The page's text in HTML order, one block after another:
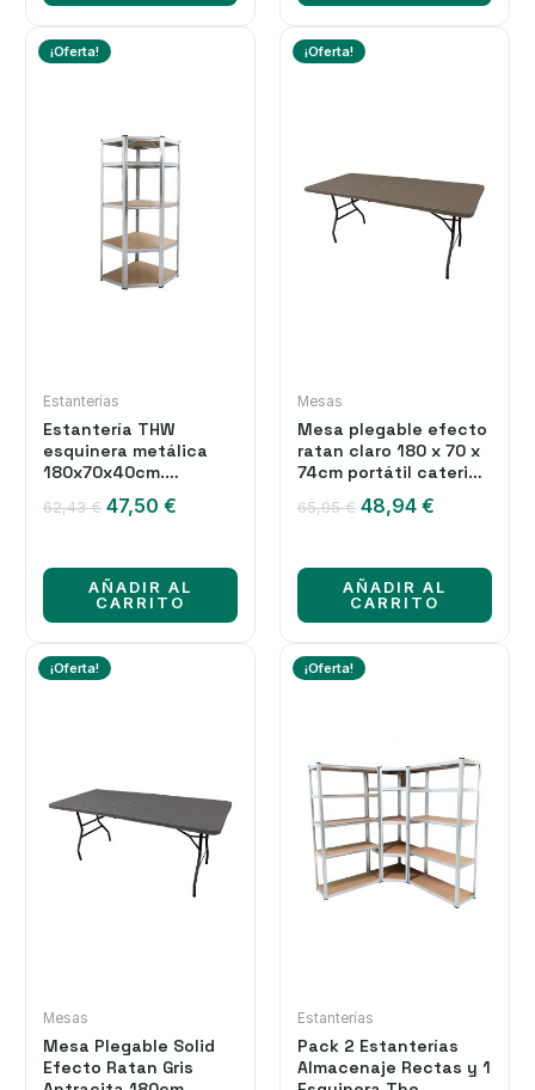
¡Oferta!
Estanterías
Estantería THW
esquinera metálica
180x70x40cm.
Galvanizada Modular.
5 Baldas Ajustables
System Click & Push.
Almacenamiento
Multiusos y
multiposición
62,43€ El
era:
62,43 €.
47,50€
es:
47,50 €.
AÑADIR AL
CARRITO
¡Oferta!
Mesas
Mesa plegable efecto
ratan claro 180 x 70 x
74cm portátil catering
The HomeWeeks
65,95€ El
era:
65,95 €.
48,94 €
es:
48,94 €.
AÑADIR AL
CARRITO
¡Oferta!
Mesas
Mesa Plegable Solid
Efecto Ratan Gris
¡Oferta!
Estanterías
Pack 2 Estanterías
Almacenaje Rectas y 1